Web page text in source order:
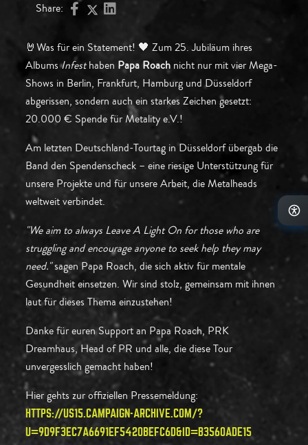
Share:
🤘Was für ein Statement! 🖤 Zum 25. Jubiläum ihres
AlbumsInfesthaben Papa Roach nicht nur mit vier Mega-
Shows in Berlin, Frankfurt, Hamburg und Düsseldorf
abgerissen, sondern auch ein starkes Zeichen gesetzt:
20.000 € Spende für Metality e.V.!
Am letzten Deutschland-Tourtag in Düsseldorf übergab die
Band den Spendenscheck – eine riesige Unterstützung für
unsere Projekte und für unsere Arbeit, die Metalheads
weltweit verbindet.
"We aim to always Leave A Light On for those who are
struggling and encourage anyone to seek help they may
need."sagen Papa Roach, die sich aktiv für mentale
Gesundheit einsetzen. Wir sind stolz, gemeinsam mit ihnen
laut für dieses Thema einzustehen!
Danke für euren Support an Papa Roach, PRK
Dreamhaus, Head of PR und alle, die diese Tour
unvergesslich gemacht haben!
Hier gehts zur offiziellen Pressemeldung:
HTTPS://US15.CAMPAIGN-ARCHIVE.COM/?
U=9D9F3EC7A6691EF5420BEFC6D&ID=B3560ADE15